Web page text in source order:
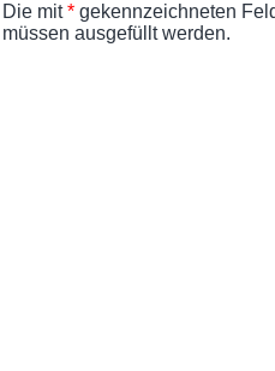
Die mit* gekennzeichneten
müssen ausgefüllt werden.